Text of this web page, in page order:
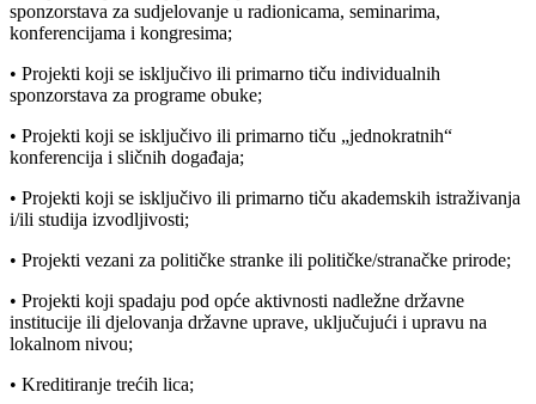
sponzorstava za sudjelovanje u radionicama, seminarima,
konferencijama i kongresima;
• Projekti koji se isključivo ili primarno tiču individualnih
sponzorstava za programe obuke;
• Projekti koji se isključivo ili primarno tiču „jednokratnih“
konferencija i sličnih događaja;
• Projekti koji se isključivo ili primarno tiču akademskih istraživanja
i/ili studija izvodljivosti;
• Projekti vezani za političke stranke ili političke/stranačke prirode;
• Projekti koji spadaju pod opće aktivnosti nadležne državne
institucije ili djelovanja državne uprave, uključujući i upravu na
lokalnom nivou;
• Kreditiranje trećih lica;